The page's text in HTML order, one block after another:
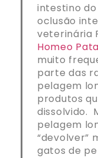
intestino
oclusão
veterinária
Homeo
muito
parte das
pelagem
produtos
dissolvido.
pelagem
“devolver”
gatos de